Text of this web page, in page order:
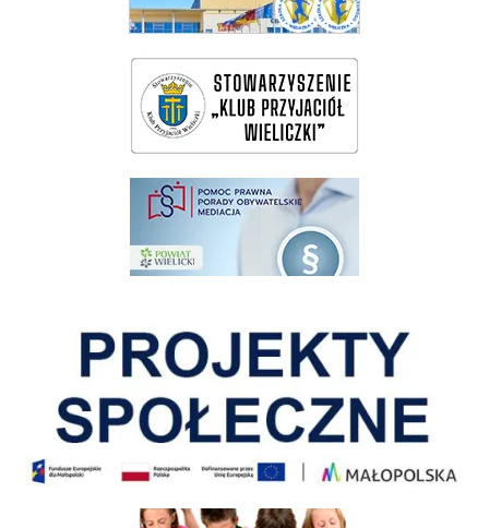
wieliczka-wieliczanie na bis
pomoc prawna wieliczka
Informacja o terminach rekrutacji na rok szkolny 2026/2027